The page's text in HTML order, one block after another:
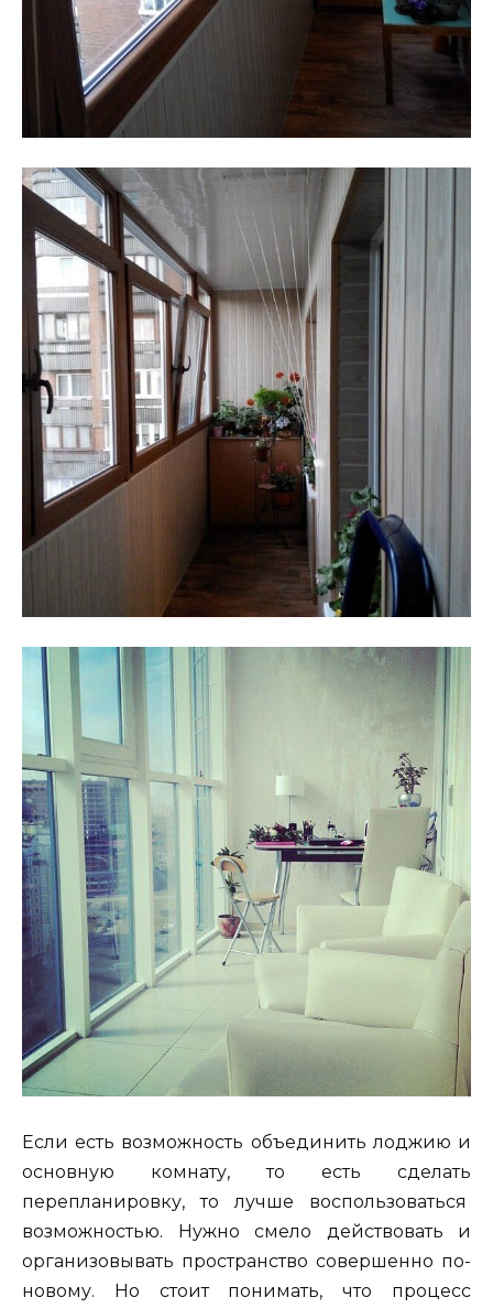
Если есть возможность объединить лоджию и
основную комнату, то есть сделать
перепланировку, то лучше воспользоваться
возможностью. Нужно смело действовать и
организовывать пространство совершенно по-
новому. Но стоит понимать, что процесс